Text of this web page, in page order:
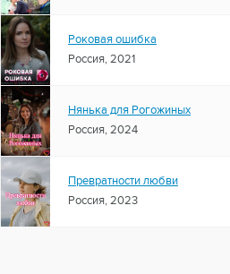
Роковая ошибка
Россия, 2021
Нянька для Рогожиных
Россия, 2024
Превратности любви
Россия, 2023